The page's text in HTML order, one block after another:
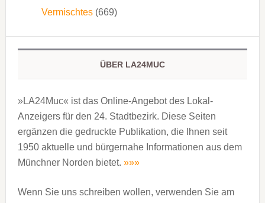
Vermischtes(669)
ÜBER LA24MUC
»LA24Muc« ist das Online-Angebot des Lokal-
Anzeigers für den 24. Stadtbezirk. Diese Seiten
ergänzen die gedruckte Publi­kation, die Ihnen seit
1950 aktuelle und bürgernahe Informationen aus dem
Münchner Norden bietet. »»»
Wenn Sie uns schreiben wollen, verwenden Sie am